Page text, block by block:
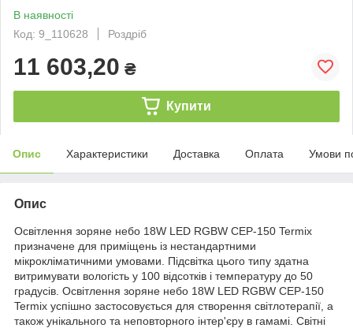
В наявності
Код: 9_110628
Роздріб
11 603,20 ₴
Купити
Опис Характеристики Доставка Оплата Умови
Опис
Освітлення зоряне небо 18W LED RGBW CEP-150 Termix
призначене для приміщень із нестандартними
мікрокліматичними умовами. Підсвітка цього типу здатна
витримувати вологість у 100 відсотків і температуру до 50
градусів. Освітлення зоряне небо 18W LED RGBW CEP-150
Termix успішно застосовується для створення світлотерапії, а
також унікального та неповторного інтер'єру в гамамі. Світні